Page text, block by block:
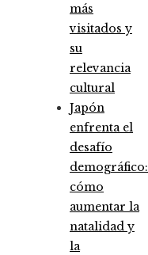
más
visitados y
su
relevancia
cultural
Japón
enfrenta el
desafío
demográfico:
cómo
aumentar la
natalidad y
la